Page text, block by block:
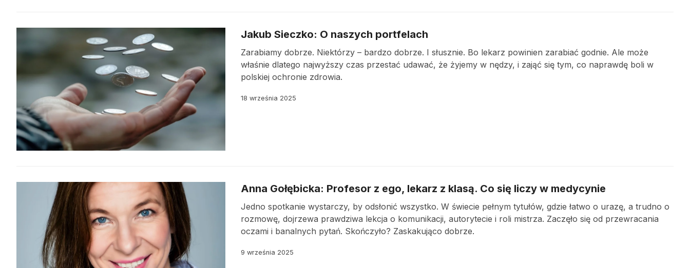
Jakub Sieczko: O naszych portfelach
Zarabiamy dobrze. Niektórzy – bardzo dobrze. I słusznie. Bo lekarz powinien zarabiać godnie. Ale może
właśnie dlatego najwyższy czas przestać udawać, że żyjemy w nędzy, i zająć się tym, co naprawdę boli w
polskiej ochronie zdrowia.
18 września 2025
Anna Gołębicka: Profesor z ego, lekarz z klasą. Co się liczy w medycynie
Jedno spotkanie wystarczy, by odsłonić wszystko. W świecie pełnym tytułów, gdzie łatwo o urazę, a trudno o
rozmowę, dojrzewa prawdziwa lekcja o komunikacji, autorytecie i roli mistrza. Zaczęło się od przewracania
oczami i banalnych pytań. Skończyło? Zaskakująco dobrze.
9 września 2025